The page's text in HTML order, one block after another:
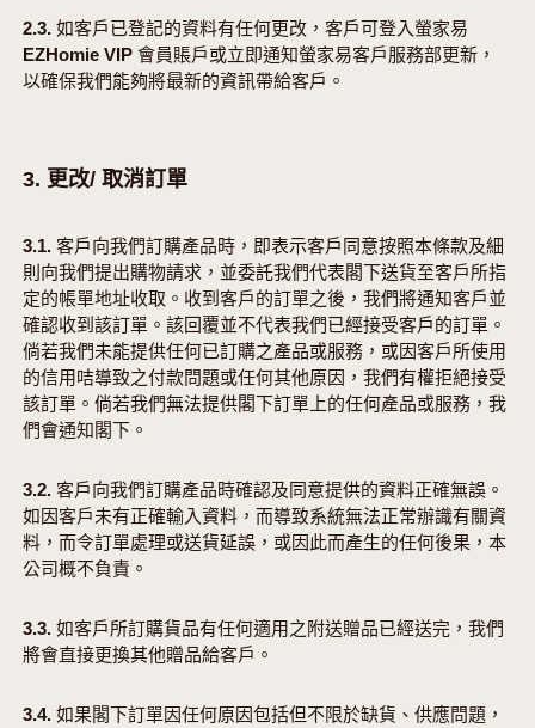
2.3. 如客戶已登記的資料有任何更改，客戶可登入螢家易
EZHomie VIP 會員賬戶或立即通知螢家易客戶服務部更新，
以確保我們能夠將最新的資訊帶給客戶。
3. 更改/ 取消訂單
3.1. 客戶向我們訂購產品時，即表示客戶同意按照本條款及細
則向我們提出購物請求，並委託我們代表閣下送貨至客戶所指
定的帳單地址收取。收到客戶的訂單之後，我們將通知客戶並
確認收到該訂單。該回覆並不代表我們已經接受客戶的訂單。
倘若我們未能提供任何已訂購之產品或服務，或因客戶所使用
的信用咭導致之付款問題或任何其他原因，我們有權拒絕接受
該訂單。倘若我們無法提供閣下訂單上的任何產品或服務，我
們會通知閣下。
3.2. 客戶向我們訂購產品時確認及同意提供的資料正確無誤。
如因客戶未有正確輸入資料，而導致系統無法正常辦識有關資
料，而令訂單處理或送貨延誤，或因此而產生的任何後果，本
公司概不負責。
3.3. 如客戶所訂購貨品有任何適用之附送贈品已經送完，我們
將會直接更換其他贈品給客戶。
3.4. 如果閣下訂單因任何原因包括但不限於缺貨、供應問題，